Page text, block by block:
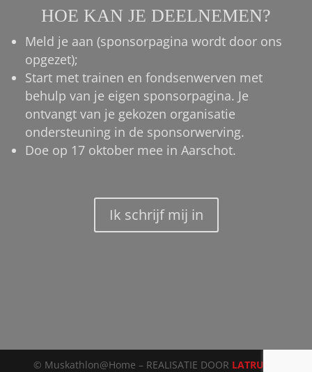
HOE KAN JE DEELNEMEN?
Meld je aan (sponsorpagina wordt door ons
opgezet);
Start met trainen en fondsenwerven met
behulp van je eigen sponsorpagina. Je
ontvangt van je gekozen organisatie
ondersteuning in de sponsorwerving.
Doe op 17 oktober mee in Aarschot.
Ik schrijf mij in
© Muskathlon@Home – REALISATIE DOOR LATRUWE